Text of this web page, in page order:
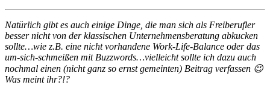
Natürlich gibt es auch einige Dinge, die man sich als Freiberufler
besser nicht von der klassischen Unternehmensberatung abkucken
sollte…wie z.B. eine nicht vorhandene Work-Life-Balance oder das
um-sich-schmeißen mit Buzzwords…vielleicht sollte ich dazu auch
nochmal einen (nicht ganz so ernst gemeinten) Beitrag verfassen 😉
Was meint ihr?!?